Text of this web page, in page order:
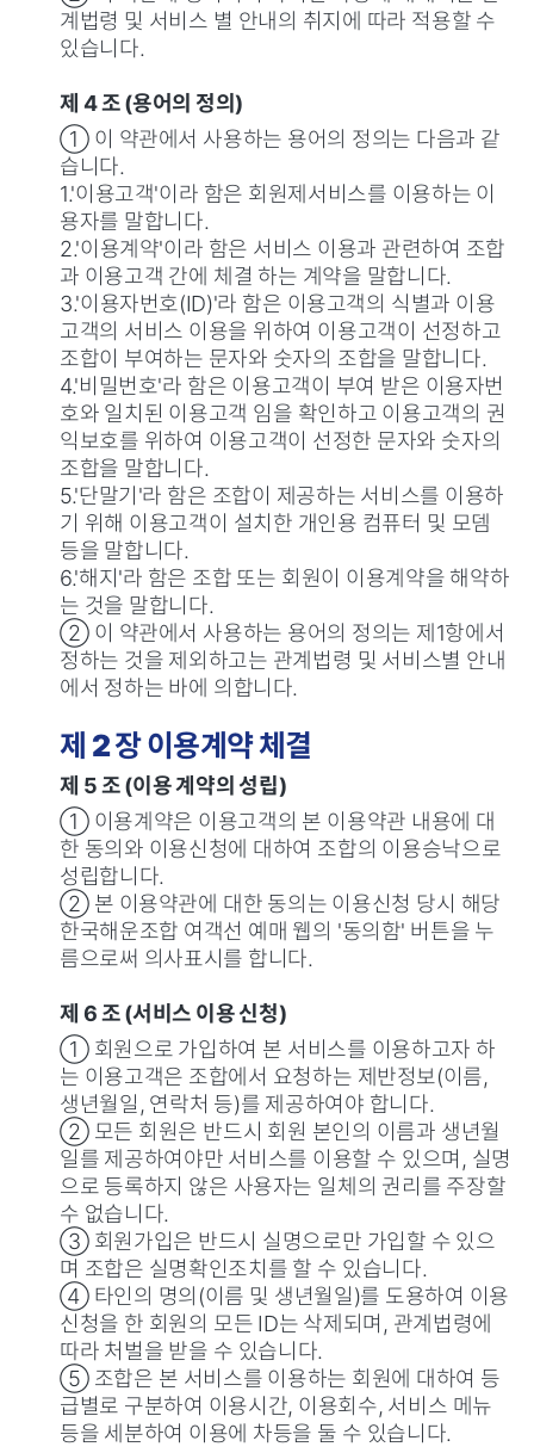
계법령 및 서비스 별 안내의 취지에 따라 적용할 수
있습니다.
제 4 조 (용어의 정의)
① 이 약관에서 사용하는 용어의 정의는 다음과 같
습니다.
1.'이용고객'이라 함은 회원제서비스를 이용하는 이
용자를 말합니다.
2.'이용계약'이라 함은 서비스 이용과 관련하여 조합
과 이용고객 간에 체결 하는 계약을 말합니다.
3.'이용자번호(ID)'라 함은 이용고객의 식별과 이용
고객의 서비스 이용을 위하여 이용고객이 선정하고
조합이 부여하는 문자와 숫자의 조합을 말합니다.
4.'비밀번호'라 함은 이용고객이 부여 받은 이용자번
호와 일치된 이용고객 임을 확인하고 이용고객의 권
익보호를 위하여 이용고객이 선정한 문자와 숫자의
조합을 말합니다.
5.'단말기'라 함은 조합이 제공하는 서비스를 이용하
기 위해 이용고객이 설치한 개인용 컴퓨터 및 모뎀
등을 말합니다.
6.'해지'라 함은 조합 또는 회원이 이용계약을 해약하
는 것을 말합니다.
② 이 약관에서 사용하는 용어의 정의는 제1항에서
정하는 것을 제외하고는 관계법령 및 서비스별 안내
에서 정하는 바에 의합니다.
제 2 장 이용계약 체결
제 5 조 (이용 계약의 성립)
① 이용계약은 이용고객의 본 이용약관 내용에 대
한 동의와 이용신청에 대하여 조합의 이용승낙으로
성립합니다.
② 본 이용약관에 대한 동의는 이용신청 당시 해당
한국해운조합 여객선 예매 웹의 '동의함' 버튼을 누
름으로써 의사표시를 합니다.
제 6 조 (서비스 이용 신청)
① 회원으로 가입하여 본 서비스를 이용하고자 하
는 이용고객은 조합에서 요청하는 제반정보(이름,
생년월일, 연락처 등)를 제공하여야 합니다.
② 모든 회원은 반드시 회원 본인의 이름과 생년월
일를 제공하여야만 서비스를 이용할 수 있으며, 실명
으로 등록하지 않은 사용자는 일체의 권리를 주장할
수 없습니다.
③ 회원가입은 반드시 실명으로만 가입할 수 있으
며 조합은 실명확인조치를 할 수 있습니다.
④ 타인의 명의(이름 및 생년월일)를 도용하여 이용
신청을 한 회원의 모든 ID는 삭제되며, 관계법령에
따라 처벌을 받을 수 있습니다.
⑤ 조합은 본 서비스를 이용하는 회원에 대하여 등
급별로 구분하여 이용시간, 이용회수, 서비스 메뉴
등을 세분하여 이용에 차등을 둘 수 있습니다.